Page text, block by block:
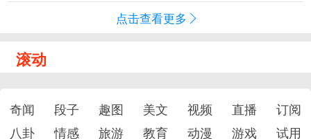
点击查看更多
滚动
奇闻 段子 趣图 美文 视频 直播
订阅
八卦
情感 旅游 教育 动漫 游戏 试用